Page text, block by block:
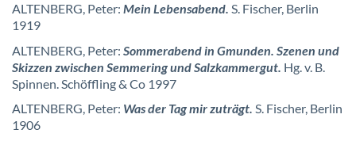
ALTENBERG, Peter: Mein Lebensabend. S. Fischer, Berlin
1919
ALTENBERG, Peter: Sommerabend in Gmunden. Szenen und
Skizzen zwischen Semmering und Salzkammergut. Hg. v. B.
Spinnen. Schöffling & Co 1997
ALTENBERG, Peter: Was der Tag mir zuträgt. S. Fischer, Berlin
1906